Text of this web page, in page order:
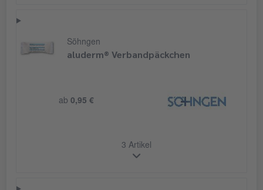
Söhngen
aluderm® Verbandpäckchen
ab 0,95 €
3 Artikel